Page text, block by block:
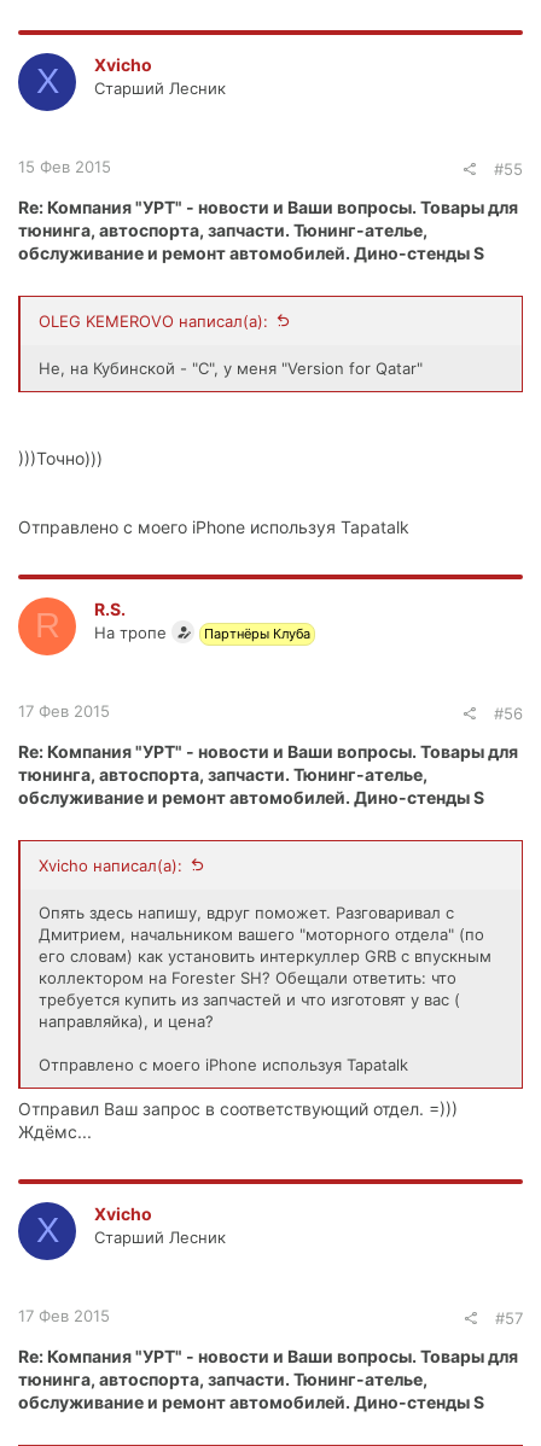
X Xvicho
Старший Лесник
15 Фев 2015 #55
Re: Компания "УРТ" - новости и Ваши вопросы. Товары для
тюнинга, автоспорта, запчасти. Тюнинг-ателье,
обслуживание и ремонт автомобилей. Дино-стенды S
OLEG KEMEROVO написал(а):
Не, на Кубинской - "С", у меня "Version for Qatar"
)))Точно)))
Отправлено с моего iPhone используя Tapatalk
R R.S.
На тропе Партнёры Клуба
17 Фев 2015 #56
Re: Компания "УРТ" - новости и Ваши вопросы. Товары для
тюнинга, автоспорта, запчасти. Тюнинг-ателье,
обслуживание и ремонт автомобилей. Дино-стенды S
Xvicho написал(а):
Опять здесь напишу, вдруг поможет. Разговаривал с
Дмитрием, начальником вашего "моторного отдела" (по
его словам) как установить интеркуллер GRB с впускным
коллектором на Forester SH? Обещали ответить: что
требуется купить из запчастей и что изготовят у вас (
направляйка), и цена?
Отправлено с моего iPhone используя Tapatalk
Отправил Ваш запрос в соответствующий отдел. =)))
Ждёмс...
X Xvicho
Старший Лесник
17 Фев 2015 #57
Re: Компания "УРТ" - новости и Ваши вопросы. Товары для
тюнинга, автоспорта, запчасти. Тюнинг-ателье,
обслуживание и ремонт автомобилей. Дино-стенды S